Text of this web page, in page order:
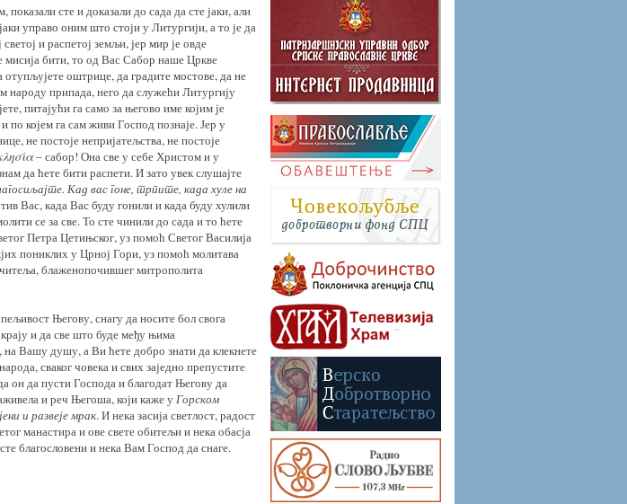
сте и доказали до сада да сте јаки, али
управо оним што стоји у Литургији, а то је да
и распетој земљи, јер мир је овде
бити, то од Вас Сабор наше Цркве
отупљујете оштрице, да градите мостове, да не
народу припада, него да служећи Литургију
питајући га само за његово име којим је
којем га сам живи Господ познаје. Јер у
не постоје непријатељства, не постоје
– сабор! Она све у себе Христом и у
да ћете бити распети. И зато увек слушајте
Кад вас гоне, трпите, када хуле на
Вас, када Вас буду гонили и када буду хулили
се за све. То сте чинили до сада и то ћете
Петра Цетињског, уз помоћ Светог Василија
пониклих у Црној Гори, уз помоћ молитава
блаженопочившег митрополита
Његову, снагу да носите бол свога
и да све што буде међу њима
Вашу душу, а Ви ћете добро знати да клекнете
сваког човека и свих заједно препустите
он да пусти Господа и благодат Његову да
и реч Његоша, који каже уГорском
и развеје мрак. И нека засија светлост, радост
манастира и ове свете обитељи и нека обасја
благословени и нека Вам Господ да снаге.